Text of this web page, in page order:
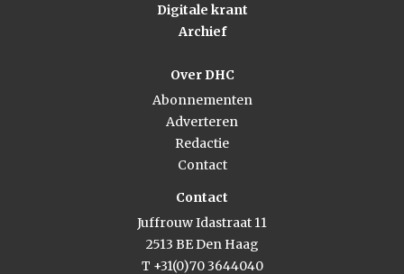
Digitale krant
Archief
Over DHC
Abonnementen
Adverteren
Redactie
Contact
Contact
Juffrouw Idastraat 11
2513 BE Den Haag
T +31(0)70 3644040